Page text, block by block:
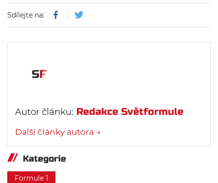
Sdílejte na:
Autor článku: Redakce Světformule
Další články autora →
Kategorie
Formule 1